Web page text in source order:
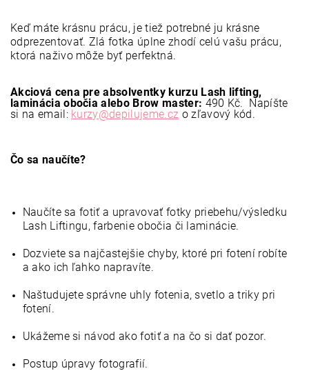
Keď máte krásnu prácu, je tiež potrebné ju krásne
odprezentovať. Zlá fotka úplne zhodí celú vašu prácu,
ktorá naživo môže byť perfektná.
Akciová cena pre absolventky kurzu Lash lifting,
laminácia obočia alebo Brow master: 490 Kč. Napíšte
si na email: kurzy@depilujeme.cz o zľavový kód.
Čo sa naučíte?
Naučíte sa fotiť a upravovať fotky priebehu/výsledku
Lash Liftingu, farbenie obočia či laminácie.
Dozviete sa najčastejšie chyby, ktoré pri fotení robíte
a ako ich ľahko napravíte.
Naštudujete správne uhly fotenia, svetlo a triky pri
fotení.
Ukážeme si návod ako fotiť a na čo si dať pozor.
Postup úpravy fotografií.